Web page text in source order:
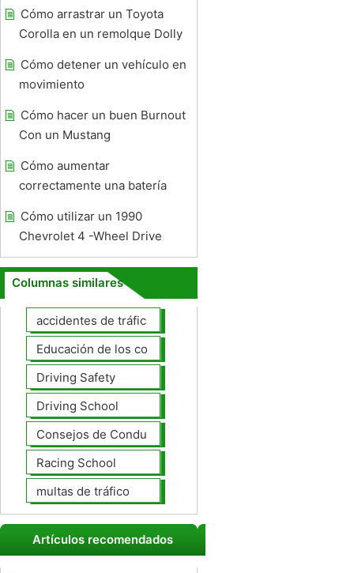
Cómo arrastrar un Toyota
Corolla en un remolque Dolly
Cómo detener un vehículo en
movimiento
Cómo hacer un buen Burnout
Con un Mustang
Cómo aumentar
correctamente una batería
Cómo utilizar un 1990
Chevrolet 4 -Wheel Drive
Columnas similares
accidentes de tráfico
Educación de los conductores
Driving Safety
Driving School
Consejos de Conducción
Racing School
multas de tráfico
Artículos recomendados